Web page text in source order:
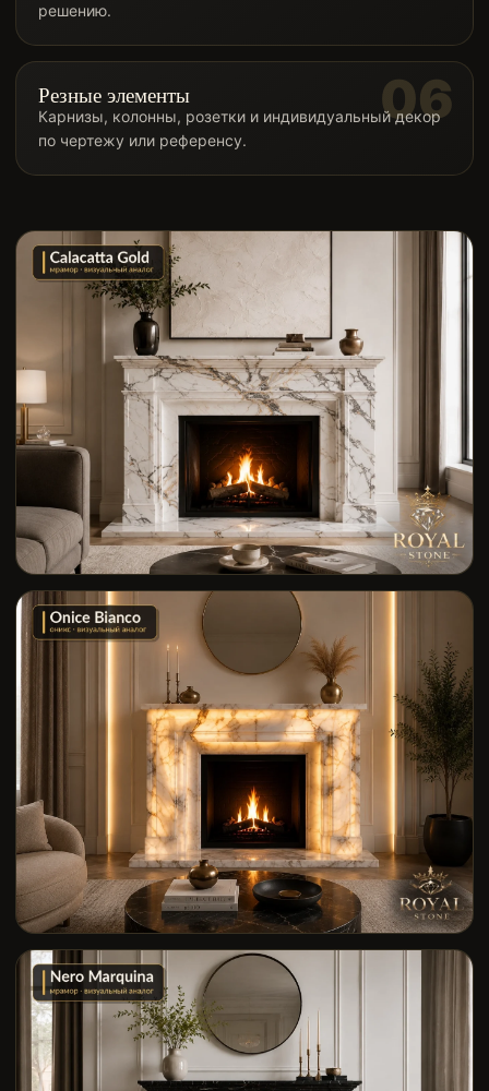
решению.
Резные элементы
Карнизы, колонны, розетки и индивидуальный декор
по чертежу или референсу.
Пропорции портала согласуем с интерьером
Рисунок камня планируем до начала резки